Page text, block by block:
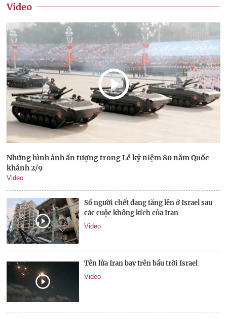
Video
Những hình ảnh ấn tượng trong Lễ kỷ niệm 80 năm Quốc
khánh 2/9
Video
Số người chết đang tăng lên ở Israel sau
các cuộc không kích của Iran
Video
Tên lửa Iran bay trên bầu trời Israel
Video